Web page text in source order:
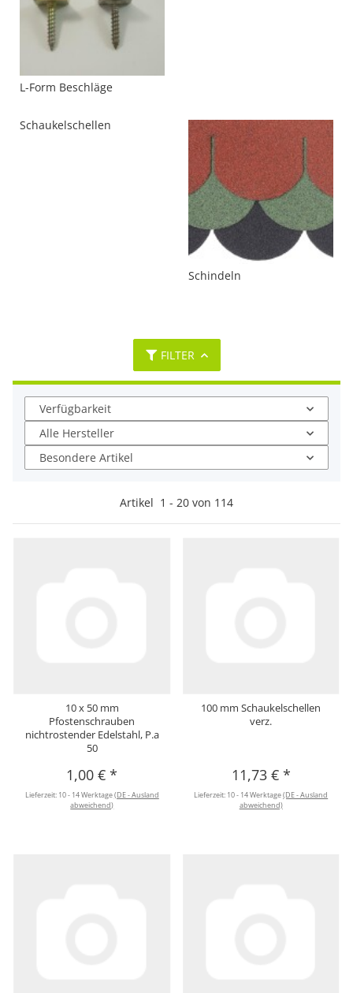
L-Form Beschläge
Schaukelschellen
Schindeln
FILTER
Verfügbarkeit
Alle Hersteller
Besondere Artikel
Artikel 1 - 20 von 114
10 x 50 mm
Pfostenschrauben
nichtrostender Edelstahl, P.a
50
1,00 €*
Lieferzeit: 10 - 14 Werktage(DE - Ausland
abweichend)
100 mm Schaukelschellen
verz.
11,73 € *
Lieferzeit: 10 - 14 Werktage(DE - Ausland
abweichend)